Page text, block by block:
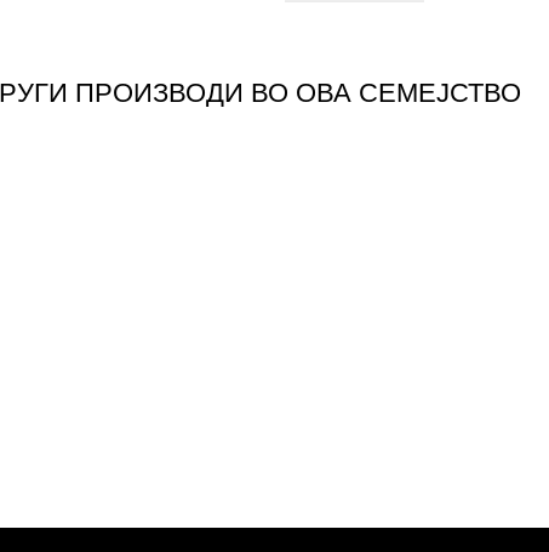
ПРОИЗВОДИ ВО ОВА СЕМЕЈСТВО